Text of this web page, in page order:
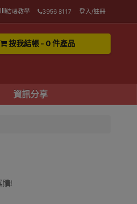
結帳教學 3956 8117 登入/註冊
按我結帳 - 0 件產品
資訊分享
!